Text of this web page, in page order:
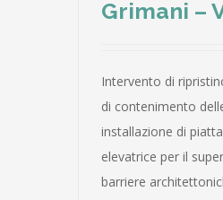
Grimani –
Intervento di
di contenimento
installazione di
elevatrice per il
barriere